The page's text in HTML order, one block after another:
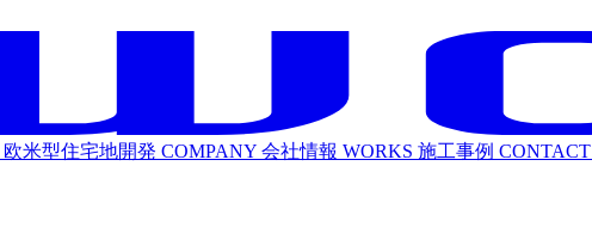
欧米型住宅地開発 COMPANY 会社情報 WORKS 施工事例 CONTACT